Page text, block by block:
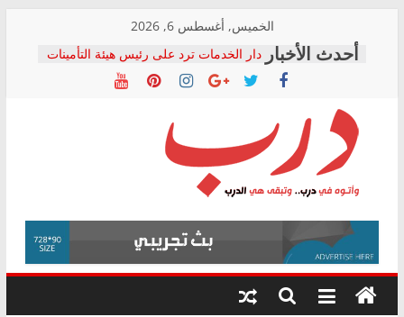
content
الخميس, أغسطس 6, 2026
دار الخدمات ترد على رئيس هيئة التأمينات
بعد مؤتمره الصحفي: إنكار الأزمة لا ينهي
معاناة أصحاب المعاشات.. ونطالب بكشف
فرحات سليمان يكتب: القطاع الصحي إلى
أين؟
حزب التحالف الشعبي يطلق لجنة “الحق
في الصحة” بالإسكندرية لرصد الانتهاكات
ودعم المرضى
الوزاري لمدينة الصحفيين.. وانتهاء أعمال
إنشاء المبنى الإداري
المجلس القومي لحقوق الإنسان يعلن
متابعة قضية الدكتور محمد زهران.. ويؤكد:
قرينة البراءة وضمانات المحاكمة العادلة
درب
وأتوه
درب..
وتبقى
هي